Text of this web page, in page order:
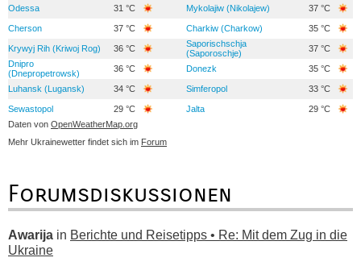
Odessa 31 °C Mykolajiw (Nikolajew) 37 °C
Cherson 37 °C Charkiw (Charkow) 35 °C
Krywyj Rih (Kriwoj Rog) 36 °C
Saporischschja
(Saporoschje)
37 °C
Dnipro
(Dnepropetrowsk)
36 °C Donezk 35 °C
Luhansk (Lugansk) 34 °C Simferopol 33 °C
Sewastopol 29 °C Jalta
29 °C
Daten von OpenWeatherMap.org
Mehr Ukrainewetter findet sich im Forum
Forumsdiskussionen
Awarija in Berichte und Reisetipps • Re: Mit dem Zug in die
Ukraine